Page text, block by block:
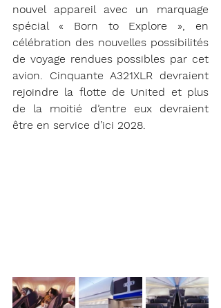
nouvel appareil avec un marquage
spécial « Born to Explore », en
célébration des nouvelles possibilités
de voyage rendues possibles par cet
avion. Cinquante A321XLR devraient
rejoindre la flotte de United et plus
de la moitié d’entre eux devraient
être en service d’ici 2028.